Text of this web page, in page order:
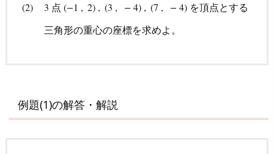
(2) 3 点 (−1 , 2) , (3 , − 4) , (7 , − 4)を頂点とする
三角形の重心の座標を求めよ。
例題(1)の解答・解説